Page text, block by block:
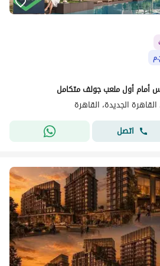
أمام أول ملعب جولف متكامل
الجديدة، القاهرة
اتصل